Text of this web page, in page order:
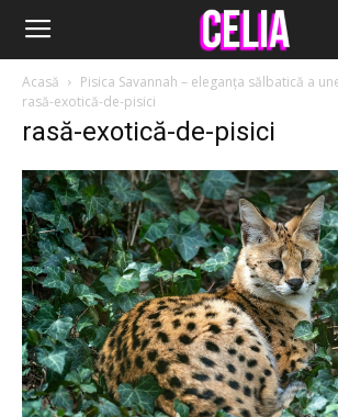
Acasă
Pisica Savannah – eleganța sălbatică a
rasă-exotică-de-pisici
rasă-exotică-de-pisici